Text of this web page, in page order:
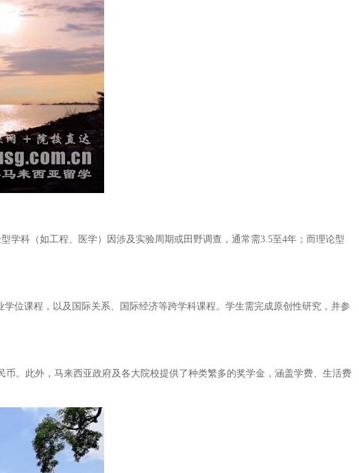
学科（如工程、医学）因涉及实验周期或田野调查，通常需3.5至4年；而理论型
位课程，以及国际关系、国际经济等跨学科课程。学生需完成原创性研究，并参
币。此外，马来西亚政府及各大院校提供了种类繁多的奖学金，涵盖学费、生活费